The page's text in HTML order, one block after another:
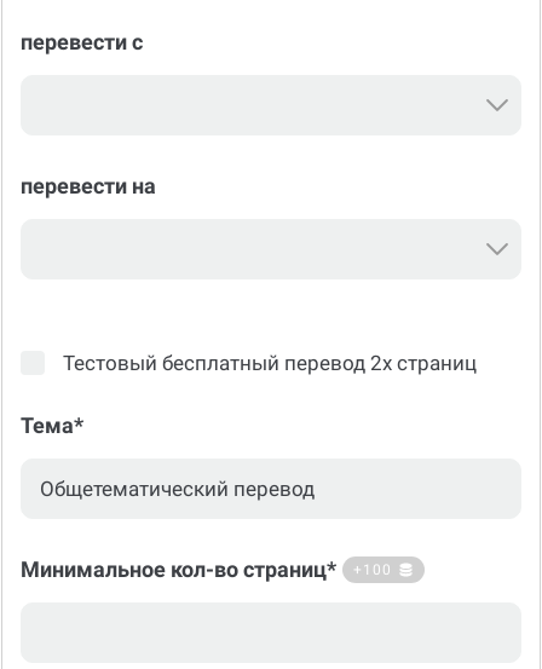
перевести с
перевести на
Тестовый бесплатный перевод 2х страниц
Тема*
Минимальное кол-во страниц* +100